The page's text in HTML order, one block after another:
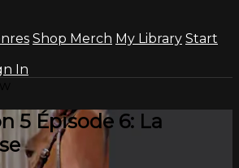
Shop Merch My Library Start
In
5 Épisode 6: La